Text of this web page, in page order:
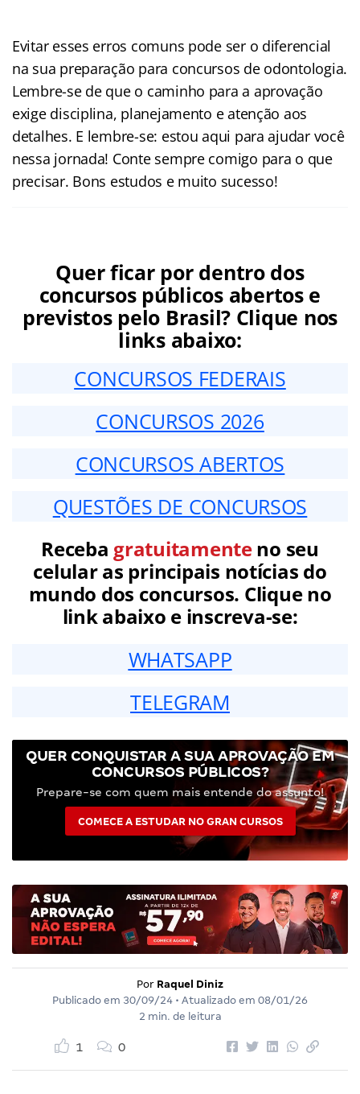
Evitar esses erros comuns pode ser o diferencial
na sua preparação para concursos de odontologia.
Lembre-se de que o caminho para a aprovação
exige disciplina, planejamento e atenção aos
detalhes. E lembre-se: estou aqui para ajudar você
nessa jornada! Conte sempre comigo para o que
precisar. Bons estudos e muito sucesso!
Quer ficar por dentro dos
concursos públicos abertos e
previstos pelo Brasil? Clique nos
links abaixo:
CONCURSOS FEDERAIS
CONCURSOS 2026
CONCURSOS ABERTOS
QUESTÕES DE CONCURSOS
Receba gratuitamenteno seu
celular as principais notícias do
mundo dos concursos. Clique no
link abaixo e inscreva-se:
WHATSAPP
TELEGRAM
QUER CONQUISTAR A SUA APROVAÇÃO EM
CONCURSOS PÚBLICOS?
Prepare-se com quem mais entende do assunto!
COMECE A ESTUDAR NO GRAN CURSOS
Por Raquel Diniz
Publicado em 30/09/24 • Atualizado em 08/01/26
2 min. de leitura
1 0